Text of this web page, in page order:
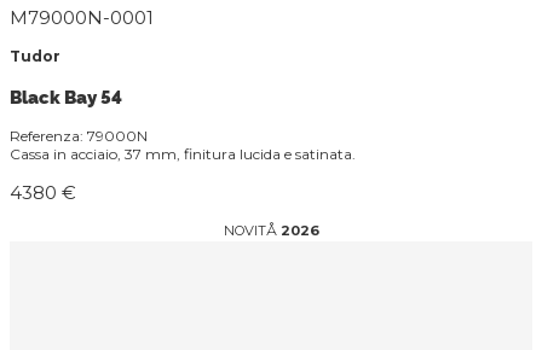
M79000N-0001
Tudor
Black Bay 54
Referenza: 79000N
Cassa in acciaio, 37 mm, finitura lucida e satinata.
4380 €
NOVITÅ 2026